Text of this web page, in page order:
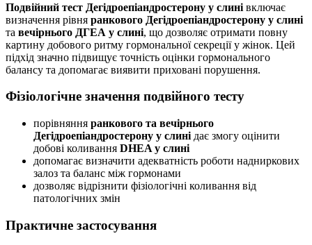
Подвійний тест Дегідроепіандростерону у слині включає
визначення рівня ранкового Дегідроепіандростерону у слині
та вечірнього ДГЕА у слині, що дозволяє отримати повну
картину добового ритму гормональної секреції у жінок. Цей
підхід значно підвищує точність оцінки гормонального
балансу та допомагає виявити приховані порушення.
Фізіологічне значення подвійного тесту
порівняння ранкового та вечірнього
Дегідроепіандростерону у слині дає змогу оцінити
добові коливання DHEA у слині
допомагає визначити адекватність роботи надниркових
залоз та баланс між гормонами
дозволяє відрізнити фізіологічні коливання від
патологічних змін
Практичне застосування